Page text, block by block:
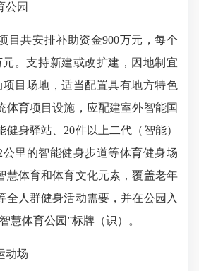
园
共安排补助资金900万元，每个
。支持新建或改扩建，因地制宜
目场地，适当配置具有地方特色
体育项目设施，应配建室外智能国
健身驿站、20件以上二代（智能）
里的智能健身步道等体育健身场
慧体育和体育文化元素，覆盖老年
全人群健身活动需要，并在公园入
慧体育公园”标牌（识）。
场